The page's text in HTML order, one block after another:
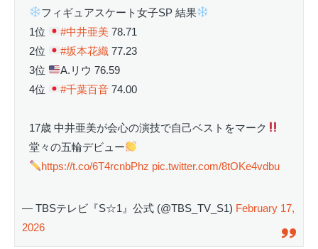
フィギュアスケート女子SP 結果
1位
#中井亜美 78.71
2位
#坂本花織 77.23
3位
A.リウ 76.59
4位
#千葉百音 74.00
17歳 中井亜美が会心の演技で自己ベストをマーク
堂々の五輪デビュー
https://t.co/6T4rcnbPhz pic.twitter.com/8tOKe4vdbu
— TBSテレビ『S☆1』公式 (@TBS_TV_S1) February 17,
2026